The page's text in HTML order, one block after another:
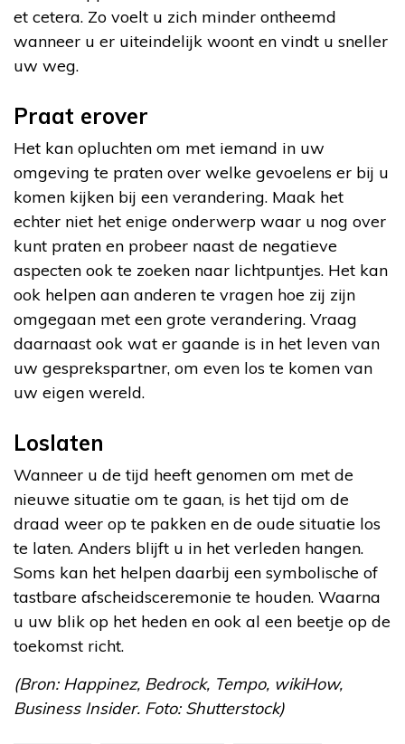
et cetera. Zo voelt u zich minder ontheemd
wanneer u er uiteindelijk woont en vindt u sneller
uw weg.
Praat erover
Het kan opluchten om met iemand in uw
omgeving te praten over welke gevoelens er bij u
komen kijken bij een verandering. Maak het
echter niet het enige onderwerp waar u nog over
kunt praten en probeer naast de negatieve
aspecten ook te zoeken naar lichtpuntjes. Het kan
ook helpen aan anderen te vragen hoe zij zijn
omgegaan met een grote verandering. Vraag
daarnaast ook wat er gaande is in het leven van
uw gesprekspartner, om even los te komen van
uw eigen wereld.
Loslaten
Wanneer u de tijd heeft genomen om met de
nieuwe situatie om te gaan, is het tijd om de
draad weer op te pakken en de oude situatie los
te laten. Anders blijft u in het verleden hangen.
Soms kan het helpen daarbij een symbolische of
tastbare afscheidsceremonie te houden. Waarna
u uw blik op het heden en ook al een beetje op de
toekomst richt.
(Bron: Happinez, Bedrock, Tempo, wikiHow,
Business Insider. Foto: Shutterstock)